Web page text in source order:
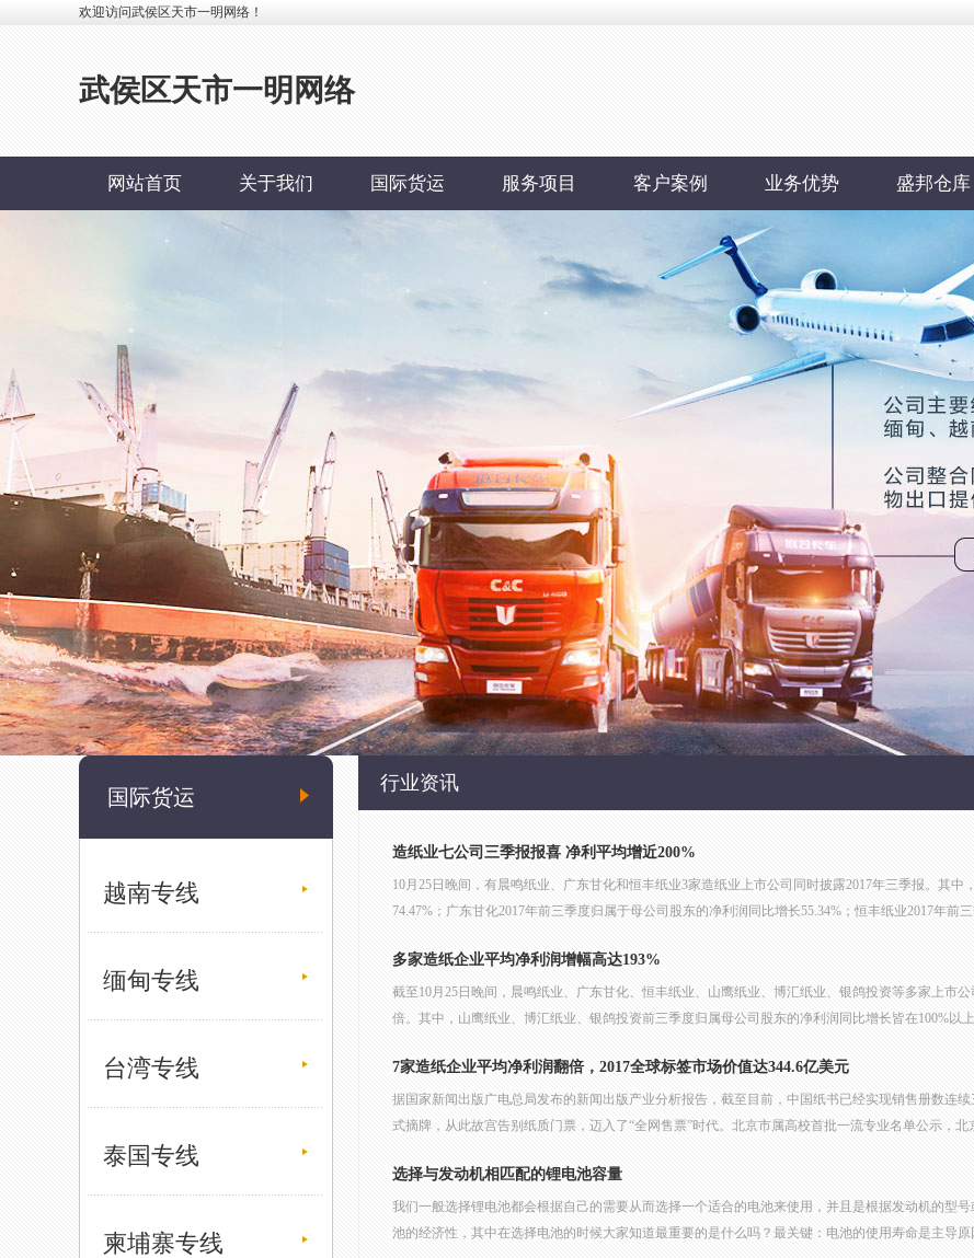
欢迎访问武侯区天市一明网络！
武侯区天市一明网络
网站首页 关于我们 国际货运 服务项目 客户案例 业务优势 盛邦仓库
国际货运
越南专线
缅甸专线
台湾专线
泰国专线
柬埔寨专线
行业资讯
造纸业七公司三季报报喜 净利平均增近200%
10月25日晚间，有晨鸣纸业、广东甘化和恒丰纸业3家造纸业上市公司同时披露2017年三季报。其
74.47%；广东甘化2017年前三季度归属于母公司股东的净利润同比增长55.34%；恒丰纸业2017年前三
多家造纸企业平均净利润增幅高达193%
截至10月25日晚间，晨鸣纸业、广东甘化、恒丰纸业、山鹰纸业、博汇纸业、银鸽投资等多家上市
倍。其中，山鹰纸业、博汇纸业、银鸽投资前三季度归属母公司股东的净利润同比增长皆在100%以上
7家造纸企业平均净利润翻倍，2017全球标签市场价值达344.6亿美元
据国家新闻出版广电总局发布的新闻出版产业分析报告，截至目前，中国纸书已经实现销售册数连
式摘牌，从此故宫告别纸质门票，迈入了“全网售票”时代。北京市属高校首批一流专业名单公示，北
选择与发动机相匹配的锂电池容量
我们一般选择锂电池都会根据自己的需要从而选择一个适合的电池来使用，并且是根据发动机的型
池的经济性，其中在选择电池的时候大家知道最重要的是什么吗？最关键：电池的使用寿命是主导原